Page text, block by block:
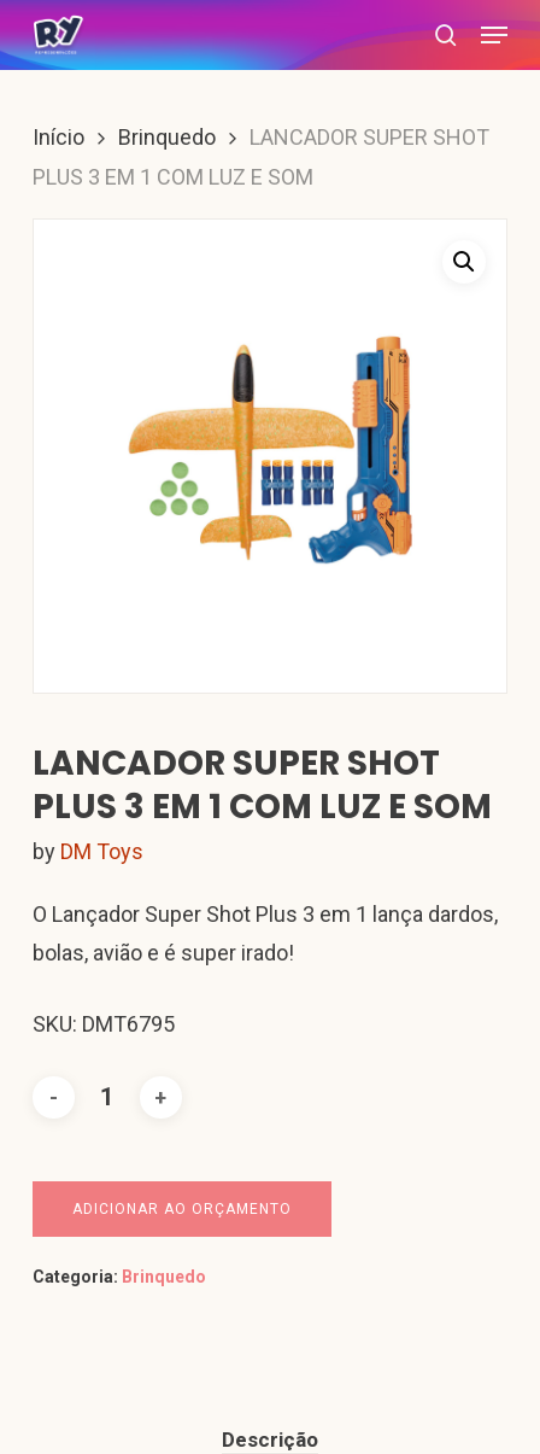
Skip
to
content
search
Menu
Início Brinquedo
LANCADOR SUPER SHOT
PLUS 3 EM 1 COM LUZ E SOM
LANCADOR SUPER SHOT
PLUS 3 EM 1 COM LUZ E SOM
by DM Toys
O Lançador Super Shot Plus 3 em 1 lança dardos,
bolas, avião e é super irado!
SKU: DMT6795
ADICIONAR AO ORÇAMENTO
Categoria: Brinquedo
Descrição